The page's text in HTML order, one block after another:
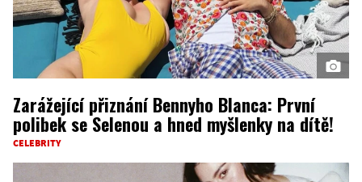
Zarážející přiznání Bennyho Blanca: První
polibek se Selenou a hned myšlenky na dítě!
CELEBRITY